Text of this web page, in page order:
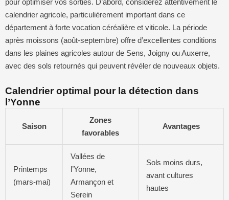
pour optimiser vos sorties. D’abord, considérez attentivement le
calendrier agricole, particulièrement important dans ce
département à forte vocation céréalière et viticole. La période
après moissons (août-septembre) offre d’excellentes conditions
dans les plaines agricoles autour de Sens, Joigny ou Auxerre,
avec des sols retournés qui peuvent révéler de nouveaux objets.
Calendrier optimal pour la détection dans
l’Yonne
Saison
Zones
favorables
Avantages
Printemps
(mars-mai)
Vallées de
l’Yonne,
Armançon et
Serein
Sols moins durs,
avant cultures
hautes